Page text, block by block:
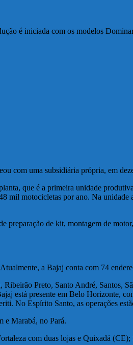
é iniciada com os modelos
com uma subsidiária própria, em
que é a primeira unidade
mil motocicletas por ano. Na unidade
de kit, montagem de
a Bajaj conta com 74
Preto, Santo André, Santos,
está presente em Belo Horizonte,
No Espírito Santo, as operações
e Marabá, no Pará.
com duas lojas e Quixadá